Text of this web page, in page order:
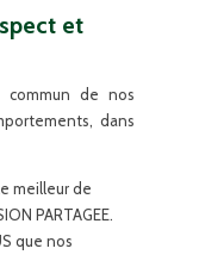
et
commun de nos
dans
meilleur de
PARTAGEE.
que nos